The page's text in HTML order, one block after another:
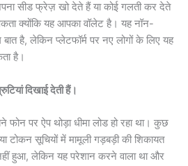
सीड फ्रेज़ खो देते हैं या कोई गलती कर देते
क्योंकि यह आपका वॉलेट है। यह नॉन-
है, लेकिन प्लेटफॉर्म पर नए लोगों के लिए यह
है।
दिखाई देती हैं।
पर ऐप थोड़ा धीमा लोड हो रहा था। कुछ
टोकन सूचियों में मामूली गड़बड़ी की शिकायत
हुआ, लेकिन यह परेशान करने वाला था और